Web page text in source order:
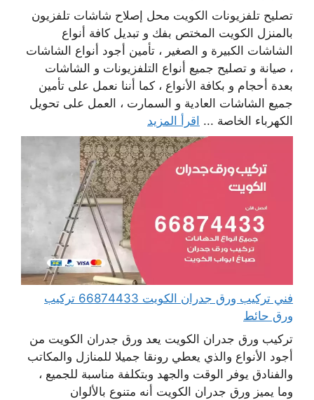
تصليح تلفزيونات الكويت محل إصلاح شاشات تلفزيون
بالمنزل الكويت المختص بفك و تبديل كافة أنواع
الشاشات الكبيرة و الصغير ، تأمين أجود أنواع الشاشات
، صيانة و تصليح جميع أنواع التلفزيونات و الشاشات
بعدة أحجام و بكافة الأنواع ، كما أننا نعمل على تأمين
جميع الشاشات العادية و السمارت ، العمل على تحويل
الكهرباء الخاصة ... اقرأ المزيد
فني تركيب ورق جدران الكويت 66874433 تركيب
ورق حائط
تركيب ورق جدران الكويت يعد ورق جدران الكويت من
أجود الأنواع والذي يعطي رونقا جميلا للمنازل والمكاتب
والفنادق يوفر الوقت والجهد وبتكلفة مناسبة للجميع ،
وما يميز ورق جدران الكويت أنه متنوع بالألوان